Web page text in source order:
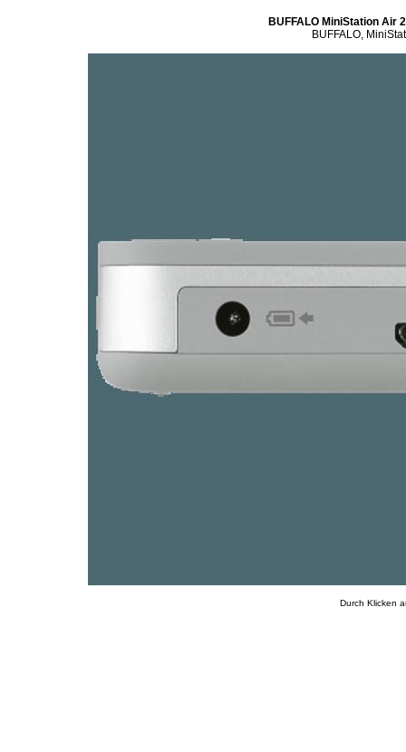
BUFFALO MiniStation Air
BUFFALO,
Durch Klicken